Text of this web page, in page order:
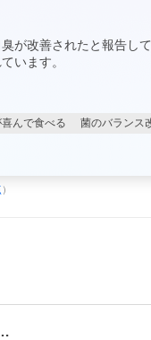
が改善されたと報告
います。
んで食べる 菌のバランス
）